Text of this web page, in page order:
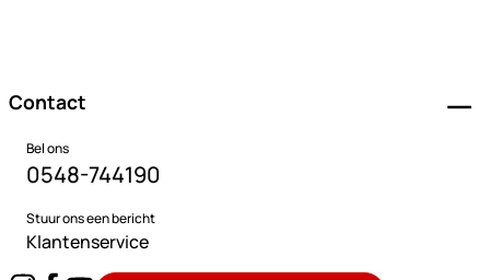
Contact
Bel ons
0548-744190
Stuur ons een bericht
Klantenservice